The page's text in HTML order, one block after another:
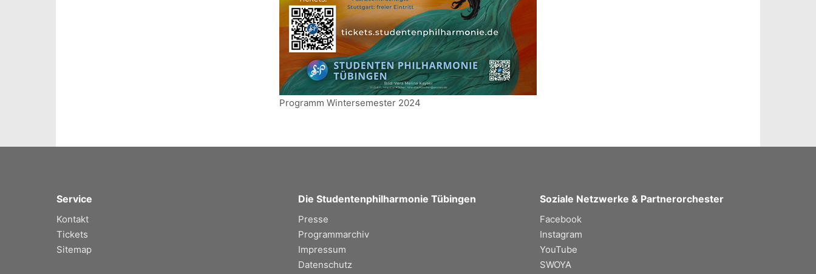
Programm Wintersemester 2024
Service
Kontakt
Tickets
Sitemap
Die Studentenphilharmonie Tübingen
Presse
Programmarchiv
Impressum
Datenschutz
Soziale Netzwerke & Partnerorchester
Facebook
Instagram
YouTube
SWOYA